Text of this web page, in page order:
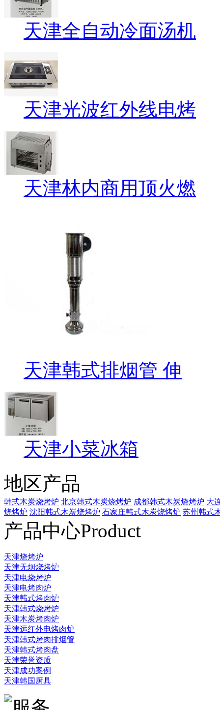
天津全自动冷面汤机
天津光波红外线电烤
天津林内商用顶火燃
天津韩式排烟管 伸
天津小菜冰箱
地区产品
韩式木炭烧烤炉 北京韩式木炭烧烤炉 成都韩式木炭烧烤炉 大
烧烤炉 沈阳韩式木炭烧烤炉 石家庄韩式木炭烧烤炉 苏州韩式
产品中心Product
天津烧烤炉
天津无烟烧烤炉
天津电烧烤炉
天津电烤肉炉
天津韩式烤肉炉
天津韩式烧烤炉
天津木炭烤肉炉
天津远红外电烤肉炉
天津韩式烤肉排烟管
天津韩式烤肉盘
天津荣誉资质
天津成功案例
天津韩国厨具